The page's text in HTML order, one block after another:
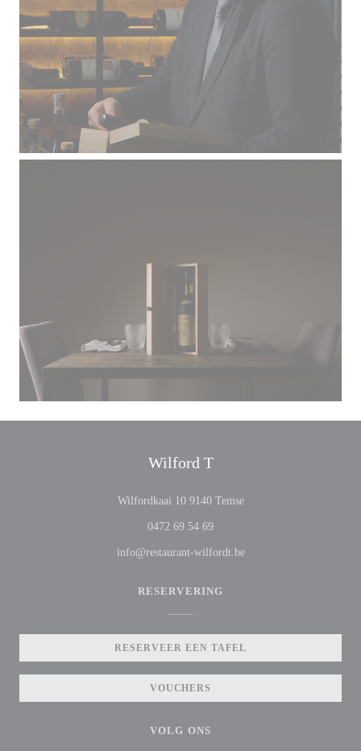
Wilford T
Wilfordkaai 10 9140 Temse((opent in een nieuw
0472 69 54 69
info@restaurant-wilfordt.be
RESERVERING
RESERVEER EEN TAFEL
VOUCHERS
VOLG ONS